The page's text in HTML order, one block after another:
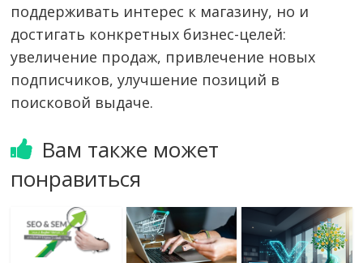
поддерживать интерес к магазину, но и
достигать конкретных бизнес-целей:
увеличение продаж, привлечение новых
подписчиков, улучшение позиций в
поисковой выдаче.
Вам также может
понравиться